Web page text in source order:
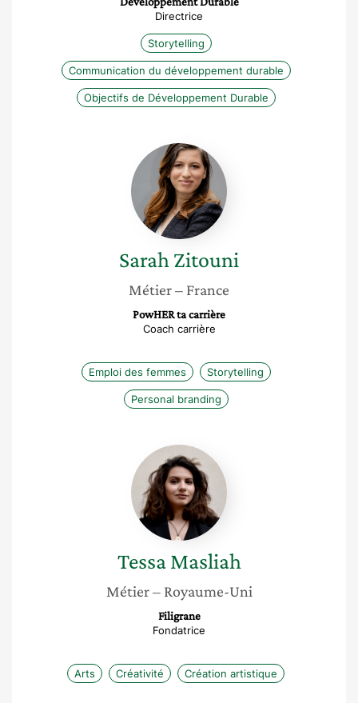
Directrice
Storytelling
Communication du développement durable
Objectifs de Développement Durable
Sarah
Zitouni
Sarah Zitouni
Métier– France
PowHER ta carrière
Coach carrière
Emploi des femmes Storytelling
Personal branding
Tessa
Masliah
Tessa Masliah
Métier – Royaume-Uni
Filigrane
Fondatrice
Arts Créativité Création artistique